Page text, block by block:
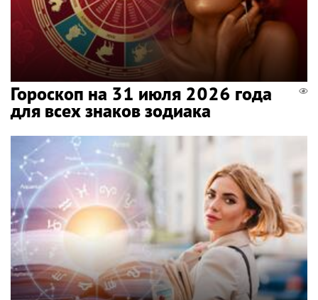
Гороскоп на 31 июля 2026 года
для всех знаков зодиака